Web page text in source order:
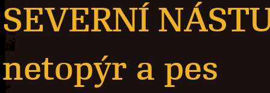
SEVERNÍ
netopýr a pes